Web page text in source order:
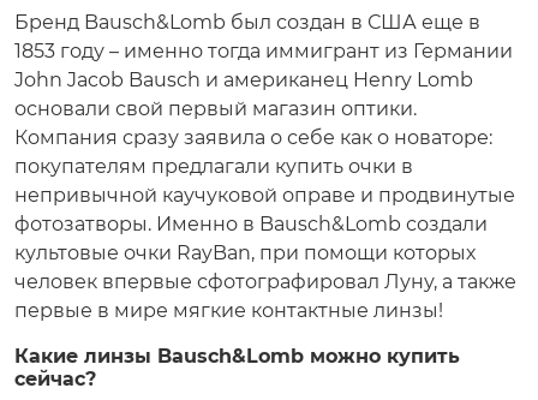
Бренд Bausch&Lomb был создан в США еще в
1853 году – именно тогда иммигрант из Германии
John Jacob Bausch и американец Henry Lomb
основали свой первый магазин оптики.
Компания сразу заявила о себе как о новаторе:
покупателям предлагали купить очки в
непривычной каучуковой оправе и продвинутые
фотозатворы. Именно в Bausch&Lomb создали
культовые очки RayBan, при помощи которых
человек впервые сфотографировал Луну, а также
первые в мире мягкие контактные линзы!
Какие линзы Bausch&Lomb можно купить
сейчас?